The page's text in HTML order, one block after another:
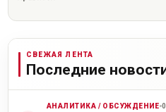
СВЕЖАЯ ЛЕНТА
Последние
АНАЛИТИКА / ОБСУЖДЕНИЕ